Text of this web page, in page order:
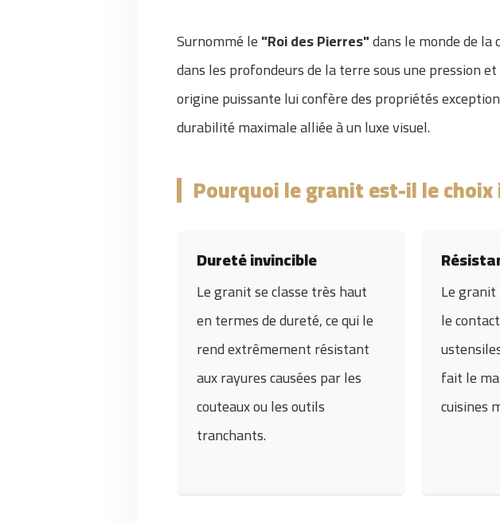
Surnommé le"Roi des Pierres"dans le monde de
dans les profondeurs de la terre sous une pression
origine puissante lui confère des propriétés
durabilité maximale alliée à un luxe visuel.
Pourquoi le granit est-il le choix
Dureté invincible
Le granit se classe très haut
en termes de dureté, ce qui le
rend extrêmement résistant
aux rayures causées par les
couteaux ou les outils
tranchants.
Le
le
fait le
cuisines